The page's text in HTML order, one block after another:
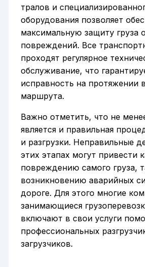
тралов и
оборудования позволяет
максимальную защиту груза
повреждений. Все
проходят регулярное
обслуживание, что
исправность на протяжении
маршрута.
Важно отметить, что не
является и правильная
и разгрузки. Неправильные
этих этапах могут привести
повреждению самого груза,
возникновению аварийных
дороге. Для этого многие
занимающиеся
включают в свои услуги
профессиональных
загрузчиков.